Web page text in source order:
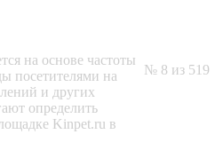
на основе частоты
посетителями на
и других
определить
Kinpet.ru в
№ 8 из 519